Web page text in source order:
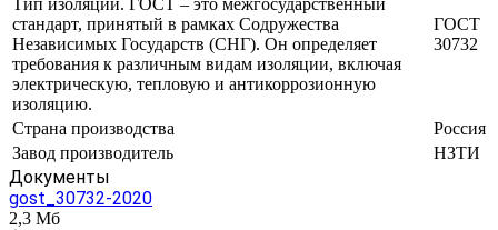
Тип изоляции. ГОСТ – это межгосударственный
стандарт, принятый в рамках Содружества
Независимых Государств (СНГ). Он определяет
требования к различным видам изоляции, включая
электрическую, тепловую и антикоррозионную
изоляцию.
ГОСТ
30732
Страна производства
Россия
Завод производитель
НЗТИ
Документы
gost_30732-2020
2,3 Мб